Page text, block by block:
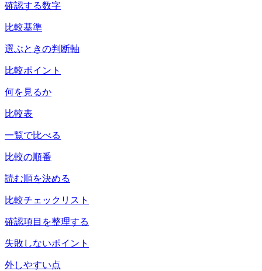
確認する数字
比較基準
選ぶときの判断軸
比較ポイント
何を見るか
比較表
一覧で比べる
比較の順番
読む順を決める
比較チェックリスト
確認項目を整理する
失敗しないポイント
外しやすい点